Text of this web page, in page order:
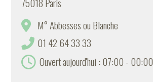
M° Abbesses ou Blanche
01 42 64 33 33
Ouvert aujourd'hui : 07:00 - 00:00